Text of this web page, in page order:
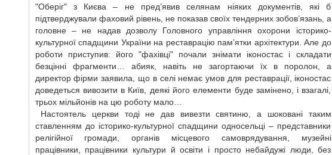
"Оберіг" з Києва – не пред’явив селянам ніяких документів, які б
підтверджували фаховий рівень, не показав своїх тендерних зобов’язань, а
головне – не надав дозволу Головного управління охорони історико-
культурної спадщини України на реставрацію пам’ятки архітектури. Але до
роботи приступив: його "фахівці" почали знімати іконостас і складати
безцінні фрагменти… абияк, навіть не загортаючи їх в поролон, а
директор фірми заявила, що в селі немає умов для реставрації, іконостас
доведеться вивозити в Київ, деякі його елементи буде замінено, і взагалі,
трьох мільйонів на цю роботу мало…
Настоятель церкви тоді не дав вивезти святиню, а шоковані таким
ставленням до історико-культурної спадщини односельці – представники
релігійної громади, органів місцевого самоврядування, музейні
працівники, працівники культури й освіти і просто небайдужі люди, без